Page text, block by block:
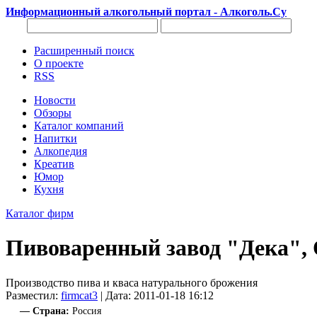
Информационный алкогольный портал - Алкоголь.Су
Расширенный поиск
О проекте
RSS
Новости
Обзоры
Каталог компаний
Напитки
Алкопедия
Креатив
Юмор
Кухня
Каталог фирм
Пивоваренный завод
Производство пива и кваса натурального брожения
Разместил: firmcat3 | Дата: 2011-01-18 16:12
— Страна: Россия